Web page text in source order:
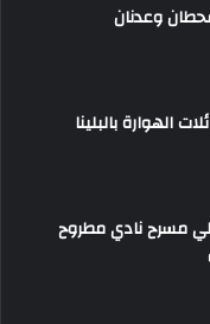
وعدنان
الهوارة بالبلينا
مسرح نادي مطروح